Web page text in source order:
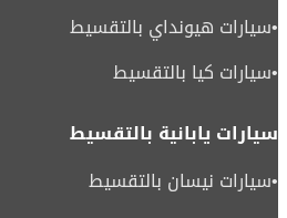
•سيارات هيونداي بالتقسيط
•سيارات كيا بالتقسيط
سيارات يابانية بالتقسيط
•سيارات نيسان بالتقسيط